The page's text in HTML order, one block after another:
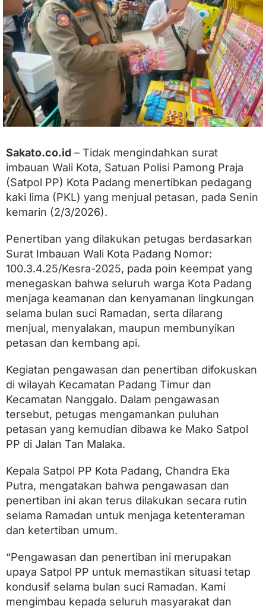
n
t
e
n
s
f
k
a
n
a
P
e
s
n
d
P
d
a
n
T
i
r
d
a
n
N
a
g
a
l
o
Sakato.co.id – Tidak mengindahkan surat
imbauan Wali Kota, Satuan Polisi Pamong Praja
(Satpol PP) Kota Padang menertibkan pedagang
kaki lima (PKL) yang menjual petasan, pada Senin
kemarin (2/3/2026).
Penertiban yang dilakukan petugas berdasarkan
Surat Imbauan Wali Kota Padang Nomor:
100.3.4.25/Kesra-2025, pada poin keempat yang
menegaskan bahwa seluruh warga Kota Padang
menjaga keamanan dan kenyamanan lingkungan
selama bulan suci Ramadan, serta dilarang
menjual, menyalakan, maupun membunyikan
petasan dan kembang api.
Kegiatan pengawasan dan penertiban difokuskan
di wilayah Kecamatan Padang Timur dan
Kecamatan Nanggalo. Dalam pengawasan
tersebut, petugas mengamankan puluhan
petasan yang kemudian dibawa ke Mako Satpol
PP di Jalan Tan Malaka.
Kepala Satpol PP Kota Padang, Chandra Eka
Putra, mengatakan bahwa pengawasan dan
penertiban ini akan terus dilakukan secara rutin
selama Ramadan untuk menjaga ketenteraman
dan ketertiban umum.
“Pengawasan dan penertiban ini merupakan
upaya Satpol PP untuk memastikan situasi tetap
kondusif selama bulan suci Ramadan. Kami
mengimbau kepada seluruh masyarakat dan